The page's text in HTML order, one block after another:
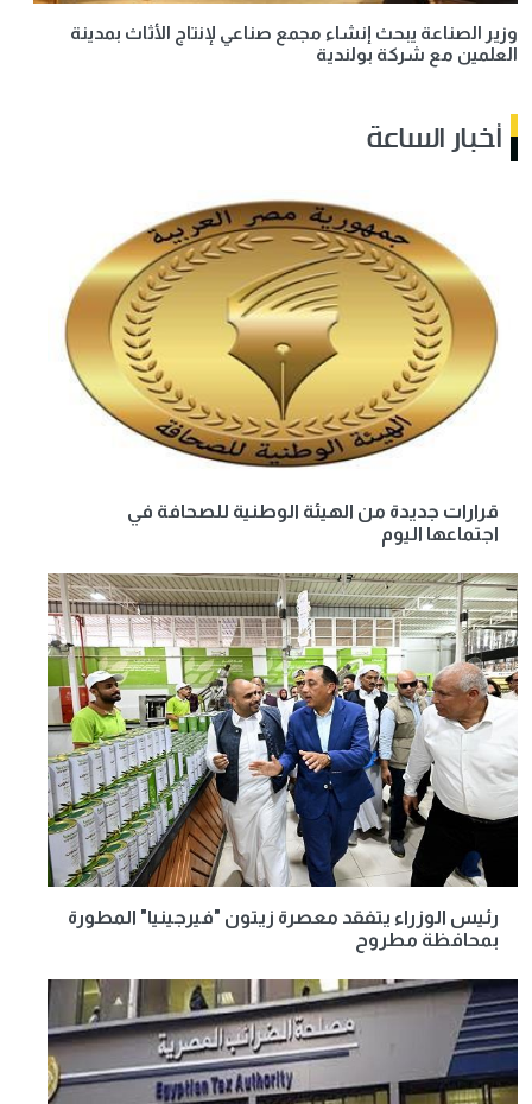
وزير الصناعة يبحث إنشاء مجمع صناعي لإنتاج الأثاث بمدينة
العلمين مع شركة بولندية
أخبار الساعة
قرارات جديدة من الهيئة الوطنية للصحافة في
اجتماعها اليوم
رئيس الوزراء يتفقد معصرة زيتون "فيرجينيا" المطورة
بمحافظة مطروح